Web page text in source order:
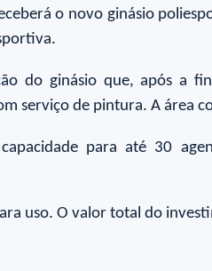
o novo ginásio
do ginásio que, após a
serviço de pintura. A área
para até 30
uso. O valor total do